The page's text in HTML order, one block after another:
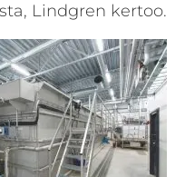
Lindgren kertoo.